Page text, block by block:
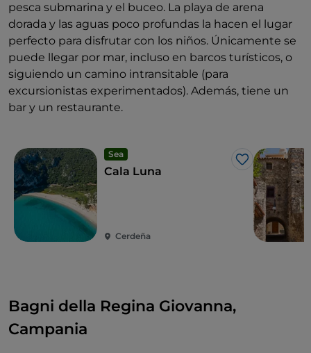
pesca submarina y el buceo. La playa de arena
dorada y las aguas poco profundas la hacen el lugar
perfecto para disfrutar con los niños. Únicamente se
puede llegar por mar, incluso en barcos turísticos, o
siguiendo un camino intransitable (para
excursionistas experimentados). Además, tiene un
bar y un restaurante.
Sea
Me gusta
Cala Luna
Cerdeña
Bagni della Regina Giovanna,
Campania